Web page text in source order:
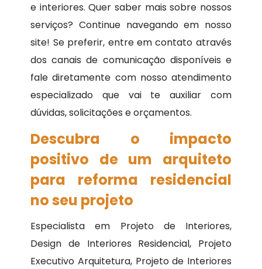
e interiores. Quer saber mais sobre nossos
serviços? Continue navegando em nosso
site! Se preferir, entre em contato através
dos canais de comunicação disponíveis e
fale diretamente com nosso atendimento
especializado que vai te auxiliar com
dúvidas, solicitações e orçamentos.
Descubra o impacto
positivo de um arquiteto
para reforma residencial
no seu projeto
Especialista em Projeto de Interiores,
Design de Interiores Residencial, Projeto
Executivo Arquitetura, Projeto de Interiores